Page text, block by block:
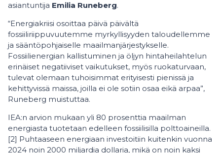
asiantuntija Emilia Runeberg.
“Energiakriisi osoittaa päivä päivältä
fossiiliriippuvuutemme myrkyllisyyden taloudellemme
ja sääntöpohjaiselle maailmanjärjestykselle.
Fossiilienergian kallistuminen ja öljyn hintaheilahtelun
erinäiset negatiiviset vaikutukset, myös ruokaturvaan,
tulevat olemaan tuhoisimmat erityisesti pienissä ja
kehittyvissä maissa, joilla ei ole sotiin osaa eikä arpaa”,
Runeberg muistuttaa.
IEA:n arvion mukaan yli 80 prosenttia maailman
energiasta tuotetaan edelleen fossiilisilla polttoaineilla.
[2] Puhtaaseen energiaan investoitiin kuitenkin vuonna
2024 noin 2000 miljardia dollaria, mikä on noin kaksi